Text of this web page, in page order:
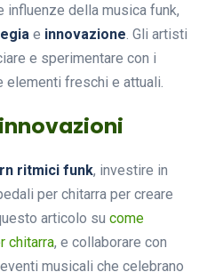
della musica funk,
e innovazione. Gli artisti
e sperimentare con i
elementi freschi e attuali.
ritmici funk, investire in
per chitarra per creare
articolo su come
chitarra, e collaborare con
musicali che celebrano